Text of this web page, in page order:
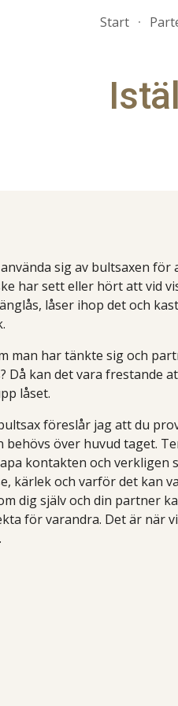
Skip to main
Start
sig av bultsaxen för
har sett eller hört att vid
låser ihop det och
man har tänkte sig och
Då kan det vara frestande
låset.
föreslår jag att du
över huvud taget.
kontakten och verkligen
kärlek och varför det kan
dig själv och din partner
för varandra. Det är när